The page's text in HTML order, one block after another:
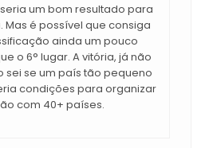
um bom resultado para
Mas é possível que consiga
ainda um pouco
o 6° lugar. A vitória, já não
sei se um país tão pequeno
condições para organizar
com 40+ países.